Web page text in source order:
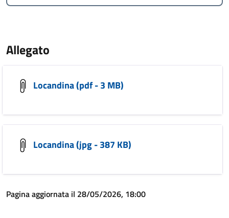
Allegato
Locandina (pdf - 3 MB)
Locandina (jpg - 387 KB)
Pagina aggiornata il 28/05/2026, 18:00